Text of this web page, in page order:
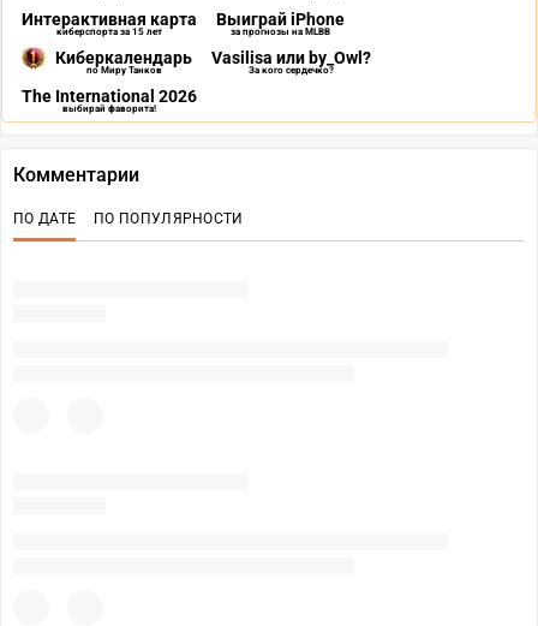
Интерактивная карта
киберспорта за 15 лет
Выиграй iPhone
за прогнозы на MLBB
Киберкалендарь
по Миру Танков
Vasilisa или by_Owl?
За кого сердечко?
The International 2026
выбирай фаворита!
Комментарии
ПО ДАТЕ ПО ПОПУЛЯРНОСТИ